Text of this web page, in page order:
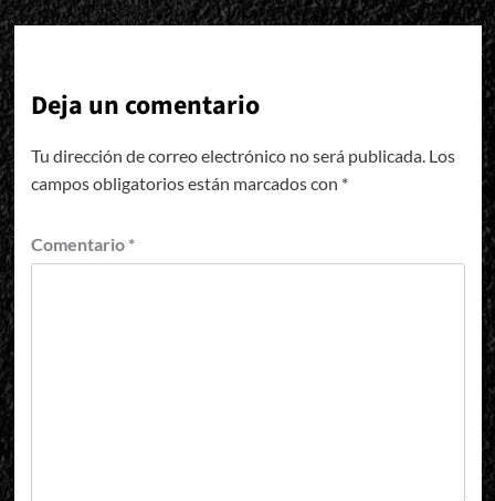
Deja un comentario
Tu dirección de correo electrónico no será publicada. Los
campos obligatorios están marcados con *
Comentario *